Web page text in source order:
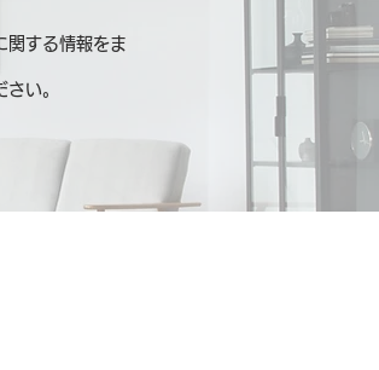
関する情報をま
い。